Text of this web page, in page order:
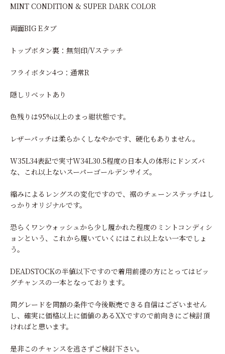
MINT CONDITION & SUPER DARK COLOR
両面BIG Eタブ
トップボタン裏：無刻印/Vステッチ
フライボタン4つ：通常R
隠しリベットあり
色残りは95%以上のまっ紺状態です。
レザーパッチは柔らかくしなやかです、硬化もありません。
W35L34表記で実寸W34L30.5程度の日本人の体形にドンズバ
な、これ以上ないスーパーゴールデンサイズ。
縮みによるレングスの変化ですので、裾のチェーンステッチはし
っかりオリジナルです。
恐らくワンウォッシュから少し履かれた程度のミントコンディシ
ョンという、これから履いていくにはこれ以上ない一本でしょ
う。
DEADSTOCKの半値以下ですので着用前提の方にとってはビッ
グチャンスの一本となっております。
同グレードを同額の条件で今後販売できる自信はございません
し、確実に価格以上に価値のあるXXですので前向きにご検討頂
ければと思います。
是非このチャンスを逃さずご検討下さい。